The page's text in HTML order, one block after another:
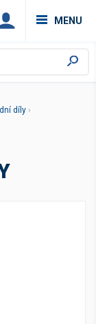
MENU
díly ›